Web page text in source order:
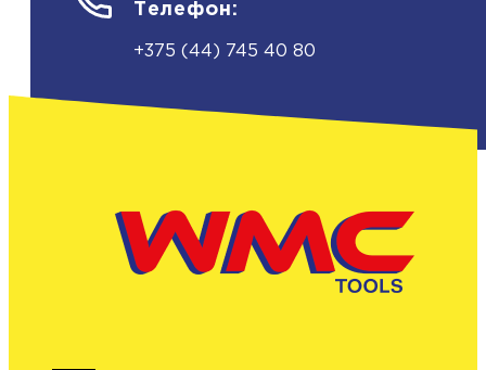
Телефон:
+375 (44) 745 40 80